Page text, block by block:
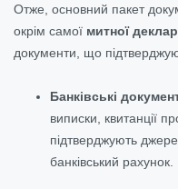
Отже, основний пакет
окрім самої митної
документи, що
Банківські
виписки, квитанції
підтверджують
банківський рахунок.